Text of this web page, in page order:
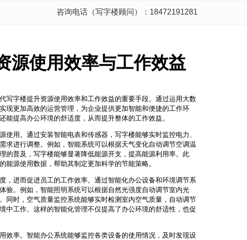
咨询电话（写字楼顾问）：18472191281
源使用效率与工作效益
写字楼提升资源使用效率和工作效益的重要手段。通过运用大数
现更加高效的运营管理，为企业提供更加智能和便捷的工作环
能提高办公环境的舒适度，从而提升整体的工作效益。
使用。通过安装智能电表和传感器，写字楼能够实时监控电力、
求进行调整。例如，智能系统可以根据天气变化自动调节空调温
的普及，写字楼能够显著降低能源开支，提高能源利用率。此
能源使用数据，帮助其制定更加科学的节能策略。
，进而促进员工的工作效率。通过智能化办公设备和环境调节系
验。例如，智能照明系统可以根据自然光强度自动调节室内光
同时，空气质量监控系统能够实时检测室内空气质量，自动调节
中工作。这样的智能化管理不仅提高了办公环境的舒适性，也促
效率。智能办公系统能够监控各类设备的使用情况，及时发现设